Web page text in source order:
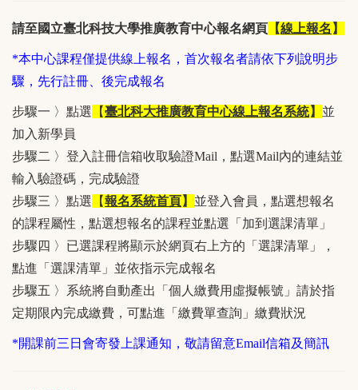
請至國立臺北科技大學推廣教育中心報名網頁 【線上報名 】
*本中心課程僅提供線上報名，首次報名者請依下列說明步
驟，先行註冊、後完成報名
步驟一 〉點選 【臺北科大推廣教育中心線上報名系統】 並
加入新學員
步驟二 〉登入註冊信箱收取驗證Mail，點選Mail內的連結並
輸入驗證碼，完成驗證
步驟三 〉點選 【報名系統首頁】 並登入會員，點選想報名
的課程屬性，點選想報名的課程並點選「加到選課清單」
步驟四 〉已選課程將顯示於網頁右上方的「選課清單」，
點進「選課清單」並依指示完成報名
步驟五 〉系統將自動產出「個人繳費用虛擬帳號」請於指
定期限內完成繳費，可點進「繳費單查詢」繳費狀況
*開課前三日會寄發上課通知，敬請留意Email信箱及簡訊